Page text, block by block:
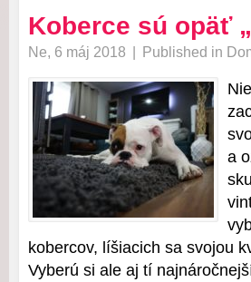
Koberce sú opäť
Ne, 6 máj 2018 | Published in
a
kobercov, líšiacich sa svojou
Vyberú si ale aj tí